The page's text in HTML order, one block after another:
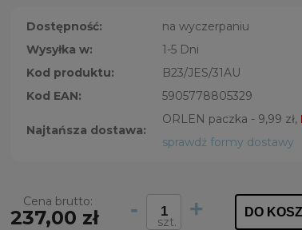
Dostępność:
na wyczerpaniu
Wysyłka w:
1-5 Dni
Kod produktu:
B23/JES/31AU
Kod EAN:
5905778805329
Najtańsza dostawa:
ORLEN paczka - 9,99 zł,
sprawdź formy dostawy
Cena brutto:
237,00 zł - +
szt.
DO